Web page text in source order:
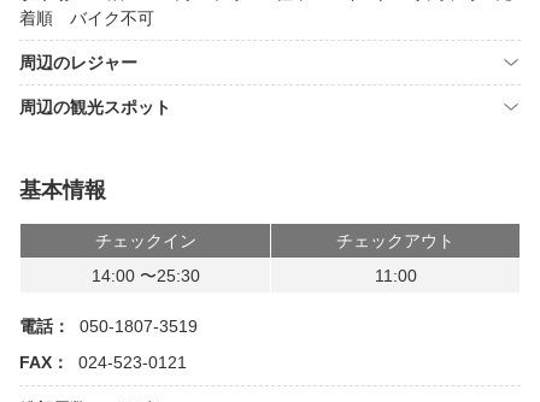
着順 バイク不可
周辺のレジャー
周辺の観光スポット
基本情報
チェックイン
チェックアウト
14:00 〜25:30
11:00
電話：
050-1807-3519
FAX：
024-523-0121